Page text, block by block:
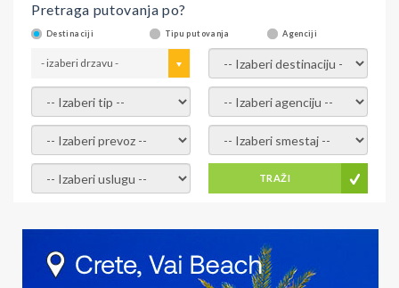
Pretraga putovanja po?
Destinaciji Tipu putovanja Agenciji
- izaberi drzavu - - izaberi destinaciju -
- izaberi tip - - izaberi agenciju -
- izaberi prevoz - - Izaberite smestaj -
- Izaberite uslugu - TRAŽI